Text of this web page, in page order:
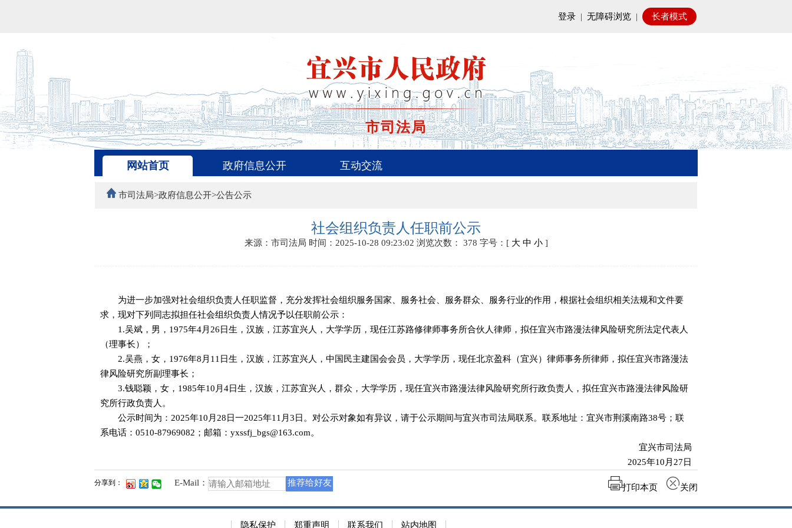
登录 | 无障碍浏览 | 长者模式
市司法局
网站首页 政府信息公开 互动交流
市司法局>政府信息公开>公告公示
社会组织负责人任职前公示
来源：市司法局 时间：2025-10-28 09:23:02 浏览次数： 378 字号：[ 大 中 小]
为进一步加强对社会组织负责人任职监督，充分发挥社会组织服务国家、服务社会、服务群众、服务行业的作用，根据社会组织相关法规和文件要
求，现对下列同志拟担任社会组织负责人情况予以任职前公示：
1.吴斌，男，1975年4月26日生，汉族，江苏宜兴人，大学学历，现任江苏路修律师事务所合伙人律师，拟任宜兴市路漫法律风险研究所法定代表人
（理事长）；
2.吴燕，女，1976年8月11日生，汉族，江苏宜兴人，中国民主建国会会员，大学学历，现任北京盈科（宜兴）律师事务所律师，拟任宜兴市路漫法
律风险研究所副理事长；
3.钱聪颖，女，1985年10月4日生，汉族，江苏宜兴人，群众，大学学历，现任宜兴市路漫法律风险研究所行政负责人，拟任宜兴市路漫法律风险研
究所行政负责人。
公示时间为：2025年10月28日一2025年11月3日。对公示对象如有异议，请于公示期间与宜兴市司法局联系。联系地址：宜兴市荆溪南路38号；联
系电话：0510-87969082；邮箱：yxssfj_bgs@163.com。
宜兴市司法局
2025年10月27日
分享到： E-Mail： 推荐给好友 打印本页 关闭
隐私保护 郑重声明 联系我们 站内地图